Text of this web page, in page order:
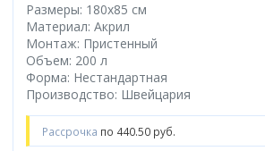
Размеры: 180x85 cм
Материал: Акрил
Монтаж: Пристенный
Объем: 200 л
Форма: Нестандартная
Производство: Швейцария
Рассрочка по 440.50 руб.